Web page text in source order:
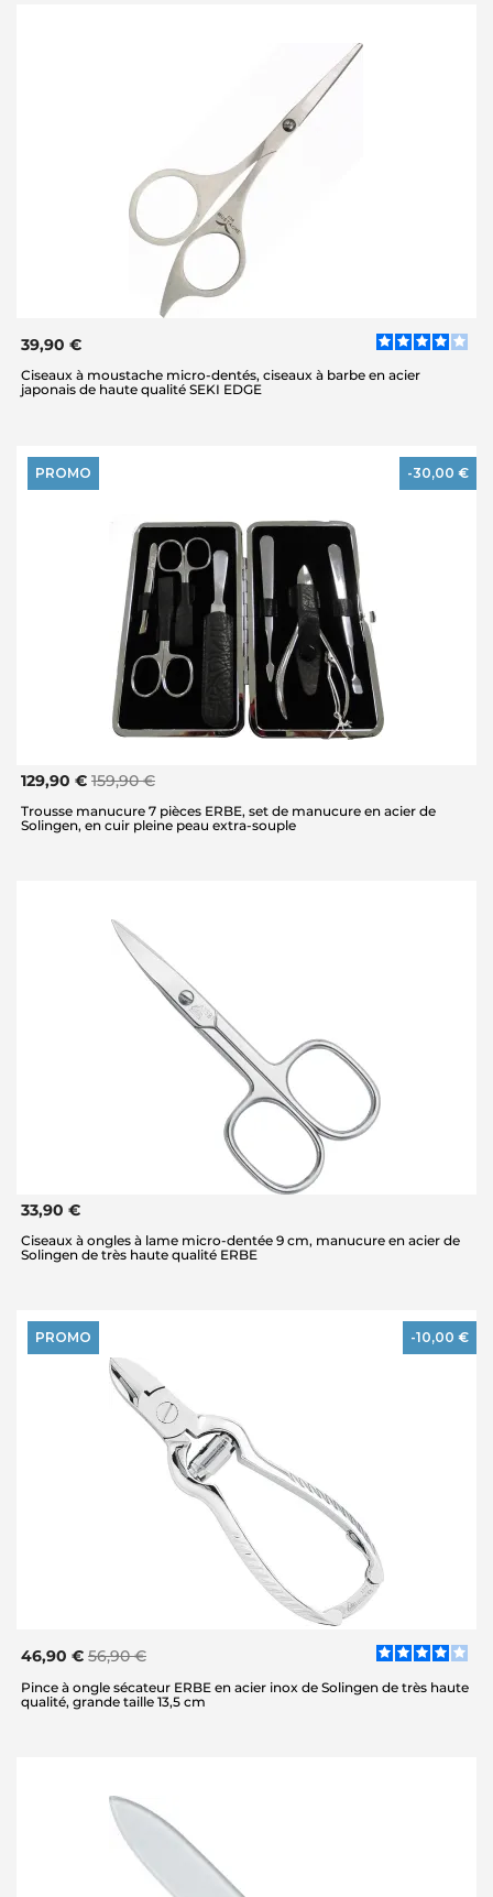
39,90 €
Ciseaux à moustache micro-dentés, ciseaux à barbe en acier
japonais de haute qualité SEKI EDGE
PROMO -30,00 €
129,90 € 159,90 €
Trousse manucure 7 pièces ERBE, set de manucure en acier de
Solingen, en cuir pleine peau extra-souple
33,90 €
Ciseaux à ongles à lame micro-dentée 9 cm, manucure en acier de
Solingen de très haute qualité ERBE
PROMO -10,00 €
46,90 € 56,90 €
Pince à ongle sécateur ERBE en acier inox de Solingen de très haute
qualité, grande taille 13,5 cm